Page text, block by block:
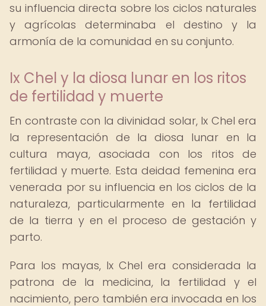
su influencia directa sobre los ciclos naturales
y agrícolas determinaba el destino y la
armonía de la comunidad en su conjunto.
Ix Chel y la diosa lunar en los ritos
de fertilidad y muerte
En contraste con la divinidad solar, Ix Chel era
la representación de la diosa lunar en la
cultura maya, asociada con los ritos de
fertilidad y muerte. Esta deidad femenina era
venerada por su influencia en los ciclos de la
naturaleza, particularmente en la fertilidad
de la tierra y en el proceso de gestación y
parto.
Para los mayas, Ix Chel era considerada la
patrona de la medicina, la fertilidad y el
nacimiento, pero también era invocada en los